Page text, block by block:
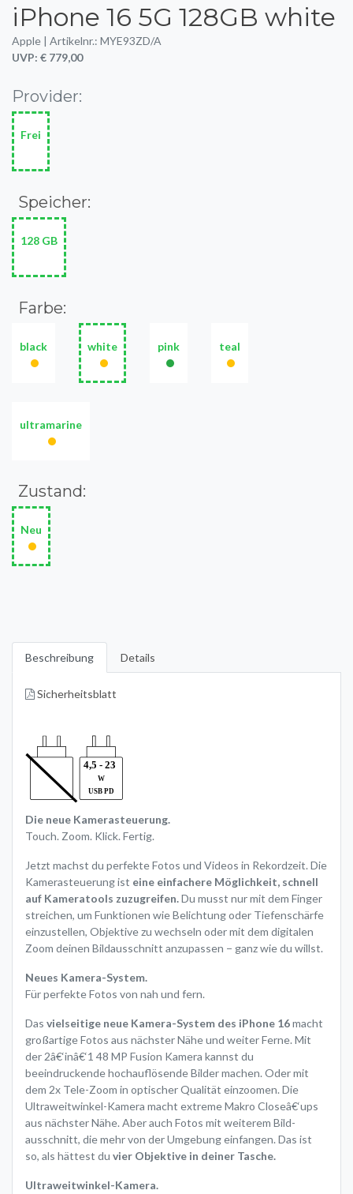
iPhone 16 5G 128GB white
Apple | Artikelnr.: MYE93ZD/A
UVP: € 779,00
Provider:
Frei
Speicher:
128 GB
Farbe:
black
•
white
•
pink
•
teal
•
ultramarine
•
Zustand:
Neu
•
Beschreibung Details
Sicherheitsblatt
Die neue Kamera­steuerung.
Touch. Zoom. Klick. Fertig.
Jetzt machst du perfekte Fotos und Videos in Rekordzeit. Die
Kamerasteuerung ist eine einfachere Möglichkeit, schnell
auf Kameratools zuzugreifen.Du musst nur mit dem Finger
streichen, um Funktionen wie Belichtung oder Tiefenschärfe
einzustellen, Objektive zu wechseln oder mit dem digitalen
Zoom deinen Bildausschnitt anzupassen − ganz wie du willst.
Neues Kamera-System.
Für perfekte Fotos von nah und fern.
Das vielseitige neue Kamera-System des iPhone 16macht
großartige Fotos aus nächster Nähe und weiter Ferne. Mit
der 2â€‘inâ€‘1 48 MP Fusion Kamera kannst du
beeindruckende hochauf­lösende Bilder machen. Oder mit
dem 2x Tele-Zoom in optischer Qualität einzoomen. Die
Ultra­weitwinkel-Kamera macht extreme Makro Closeâ€‘ups
aus nächster Nähe. Aber auch Fotos mit weiterem Bild­
ausschnitt, die mehr von der Umgebung einfangen. Das ist
so, als hättest du vier Objektive in deiner Tasche.
Ultraweitwinkel-Kamera.